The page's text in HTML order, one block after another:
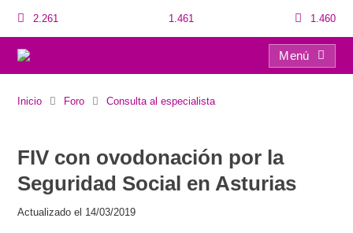
2.261 1.461 1.460
Menú
Inicio Foro Consulta al especialista
FIV con ovodonación por la
Seguridad Social en Asturias
Actualizado el 14/03/2019